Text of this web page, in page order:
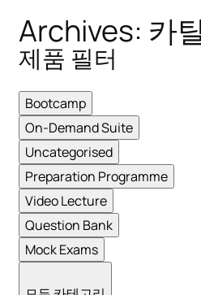
Archives: 카
제품 필터
Bootcamp
On-Demand Suite
Uncategorised
Preparation Programme
Video Lecture
Question Bank
Mock Exams